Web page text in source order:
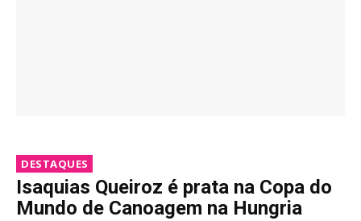
DESTAQUES
Isaquias Queiroz é prata na Copa do
Mundo de Canoagem na Hungria